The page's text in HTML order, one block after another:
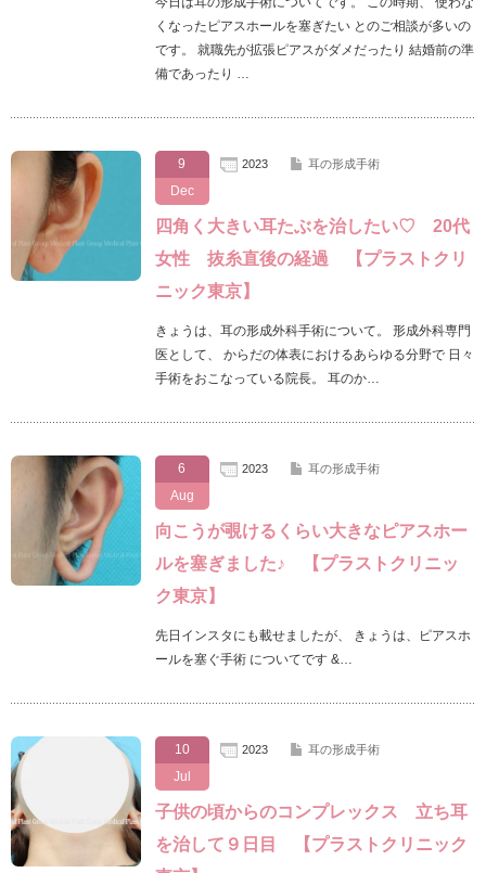
くなったピアスホールを塞ぎたい とのご相談が多いの
です。 就職先が拡張ピアスがダメだったり 結婚前の準
備であったり …
9
Dec
2023 耳の形成手術
四角く大きい耳たぶを治したい♡ 20代
女性 抜糸直後の経過 【プラストクリ
ニック東京】
きょうは、耳の形成外科手術について。 形成外科専門
医として、 からだの体表におけるあらゆる分野で 日々
手術をおこなっている院長。 耳のか…
6
Aug
2023 耳の形成手術
向こうが覗けるくらい大きなピアスホー
ルを塞ぎました♪ 【プラストクリニッ
ク東京】
先日インスタにも載せましたが、 きょうは、ピアスホ
ールを塞ぐ手術 についてです &…
10
Jul
2023 耳の形成手術
子供の頃からのコンプレックス 立ち耳
を治して９日目 【プラストクリニック